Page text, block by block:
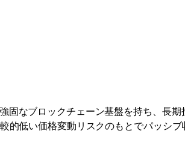
固なブロックチェーン基盤を持ち、長期
的低い価格変動リスクのもとでパッシブ